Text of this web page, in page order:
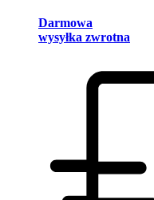
Darmowa
wysyłka zwrotna